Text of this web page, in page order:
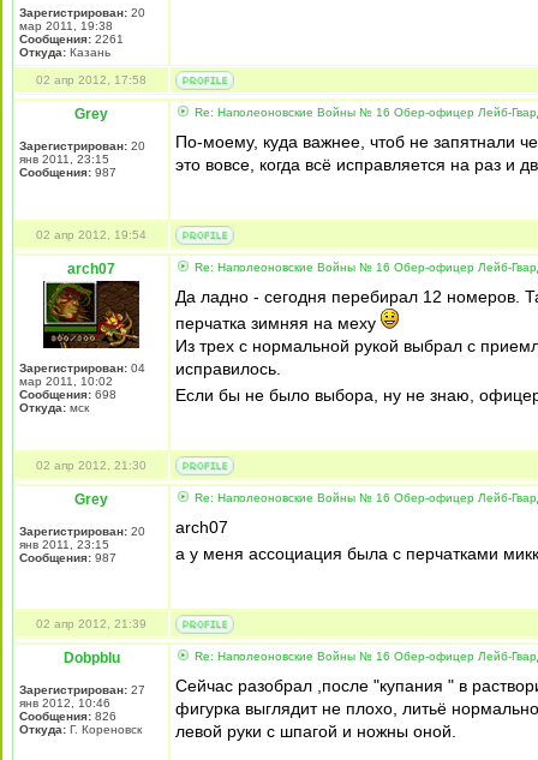
Зарегистрирован: 20
мар 2011, 19:38
Сообщения: 2261
Откуда: Казань
02 апр 2012, 17:58
Grey
Зарегистрирован: 20
янв 2011, 23:15
Сообщения: 987
Re: Наполеоновские Войны № 16 Обер-офицер Лейб-
По-моему, куда важнее, чтоб не запятнали
это вовсе, когда всё исправляется на раз и
02 апр 2012, 19:54
arch07
Зарегистрирован: 04
мар 2011, 10:02
Сообщения: 698
Откуда: мск
Re: Наполеоновские Войны № 16 Обер-офицер Лейб-
Да ладно - сегодня перебирал 12 номеров.
перчатка зимняя на меху
Из трех с нормальной рукой выбрал с
исправилось.
Если бы не было выбора, ну не знаю,
02 апр 2012, 21:30
Grey
Зарегистрирован: 20
янв 2011, 23:15
Сообщения: 987
Re: Наполеоновские Войны № 16 Обер-офицер Лейб-
arch07
а у меня ассоциация была с перчатками
02 апр 2012, 21:39
DobpbIu
Зарегистрирован: 27
янв 2012, 10:46
Сообщения: 826
Откуда: Г. Кореновск
Re: Наполеоновские Войны № 16 Обер-офицер Лейб-
Сейчас разобрал ,после "купания " в
фигурка выглядит не плохо, литьё
левой руки с шпагой и ножны оной.